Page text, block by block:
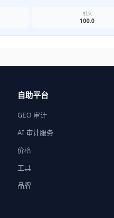
引文
100.0
自助平台
GEO 审计
AI 审计服务
价格
工具
品牌